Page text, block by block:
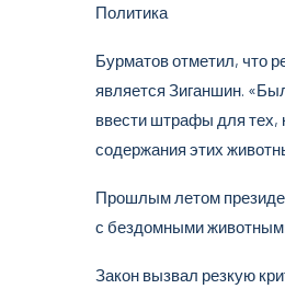
Политика
Бурматов отметил, что
является Зиганшин.
ввести штрафы для тех,
содержания этих
Прошлым летом
с бездомными
Закон вызвал резкую